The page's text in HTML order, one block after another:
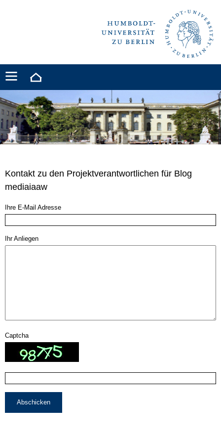
Kontakt zu den Projektverantwortlichen für Blog
mediaiaaw
Ihre E-Mail Adresse
Ihr Anliegen
Captcha
Abschicken